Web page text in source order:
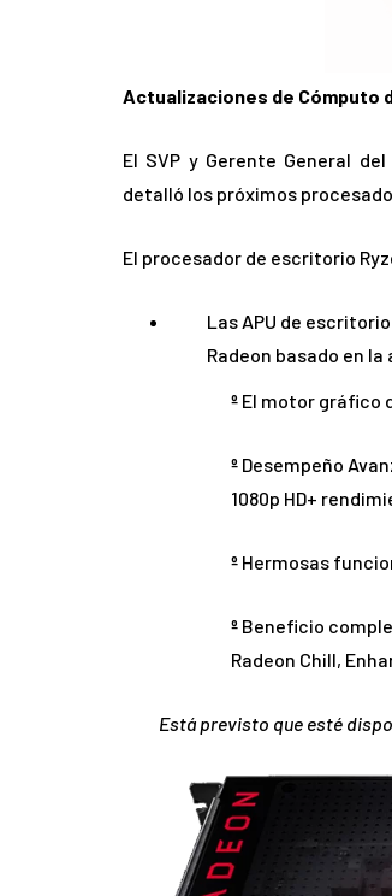
Actualizaciones de Cómputo
El SVP y Gerente General
detalló los próximos
El procesador de escritorio
Las APU de
Radeon basado en
º El motor gráfico
º Desempeño
1080p HD+
º Hermosas
º Beneficio
Radeon Chill,
Está previsto que esté